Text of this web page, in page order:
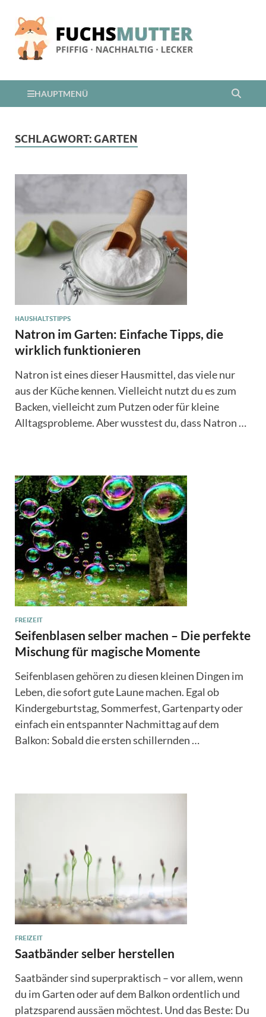
HAUPTMENÜ
SCHLAGWORT: GARTEN
HAUSHALTSTIPPS
Natron im Garten: Einfache Tipps, die
wirklich funktionieren
Natron ist eines dieser Hausmittel, das viele nur
aus der Küche kennen. Vielleicht nutzt du es zum
Backen, vielleicht zum Putzen oder für kleine
Alltagsprobleme. Aber wusstest du, dass Natron …
FREIZEIT
Seifenblasen selber machen – Die perfekte
Mischung für magische Momente
Seifenblasen gehören zu diesen kleinen Dingen im
Leben, die sofort gute Laune machen. Egal ob
Kindergeburtstag, Sommerfest, Gartenparty oder
einfach ein entspannter Nachmittag auf dem
Balkon: Sobald die ersten schillernden …
FREIZEIT
Saatbänder selber herstellen
Saatbänder sind superpraktisch – vor allem, wenn
du im Garten oder auf dem Balkon ordentlich und
platzsparend aussäen möchtest. Und das Beste: Du